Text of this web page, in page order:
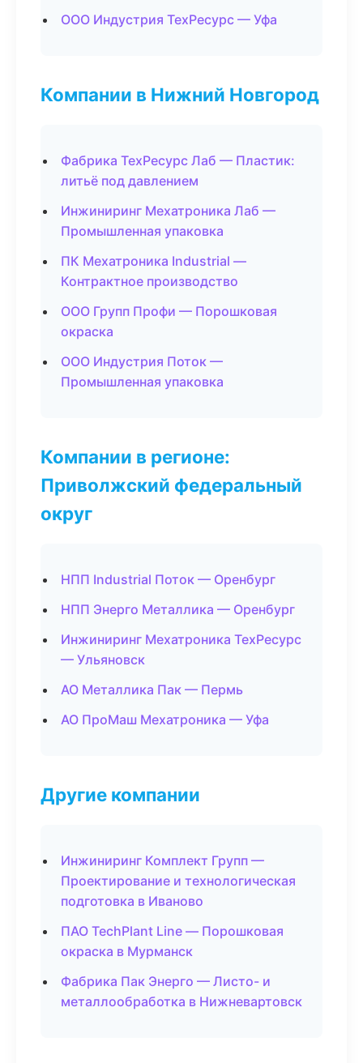
ООО Индустрия ТехРесурс — Уфа
Компании в Нижний Новгород
Фабрика ТехРесурс Лаб — Пластик:
литьё под давлением
Инжиниринг Мехатроника Лаб —
Промышленная упаковка
ПК Мехатроника Industrial —
Контрактное производство
ООО Групп Профи — Порошковая
окраска
ООО Индустрия Поток —
Промышленная упаковка
Компании в регионе:
Приволжский федеральный
округ
НПП Industrial Поток — Оренбург
НПП Энерго Металлика — Оренбург
Инжиниринг Мехатроника ТехРесурс
— Ульяновск
АО Металлика Пак — Пермь
АО ПроМаш Мехатроника — Уфа
Другие компании
Инжиниринг Комплект Групп —
Проектирование и технологическая
подготовка в Иваново
ПАО TechPlant Line — Порошковая
окраска в Мурманск
Фабрика Пак Энерго — Листо- и
металлообработка в Нижневартовск